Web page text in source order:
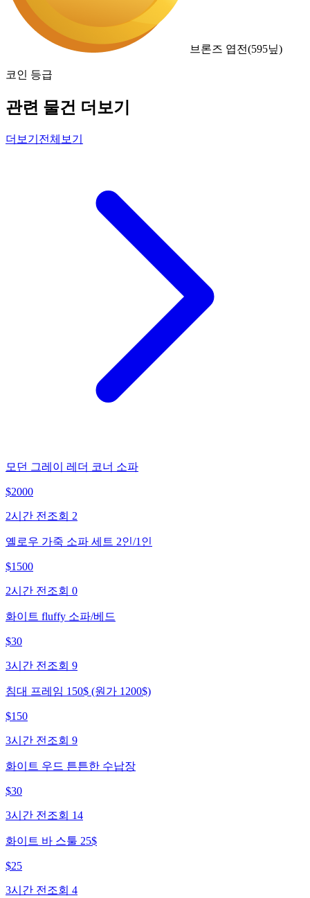
브론즈 엽전(595닢)
코인 등급
관련 물건 더보기
더보기 전체보기
모던 그레이 레더 코너 소파
$2000
2시간 전 조회 2
옐로우 가죽 소파 세트 2인/1인
$1500
2시간 전 조회 0
화이트 fluffy 소파/베드
$30
3시간 전 조회 9
침대 프레임 150$ (원가 1200$)
$150
3시간 전 조회 9
화이트 우드 튼튼한 수납장
$30
3시간 전 조회 14
화이트 바 스툴 25$
$25
3시간 전 조회 4